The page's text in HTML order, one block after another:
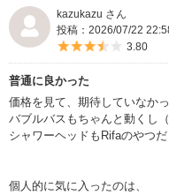
kazukazu さん
投稿：2026/07/22
5つ星の
3.80
普通に良かった
価格を見て、期待していなか
バブルバスもちゃんと動くし
シャワーヘッドもRifaのやつだ
個人的に気に入ったのは、